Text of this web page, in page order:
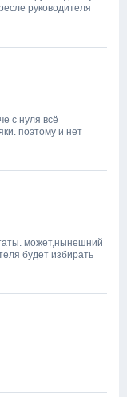
руководителя
с нуля всё
поэтому и нет
может,нынешний
будет избирать